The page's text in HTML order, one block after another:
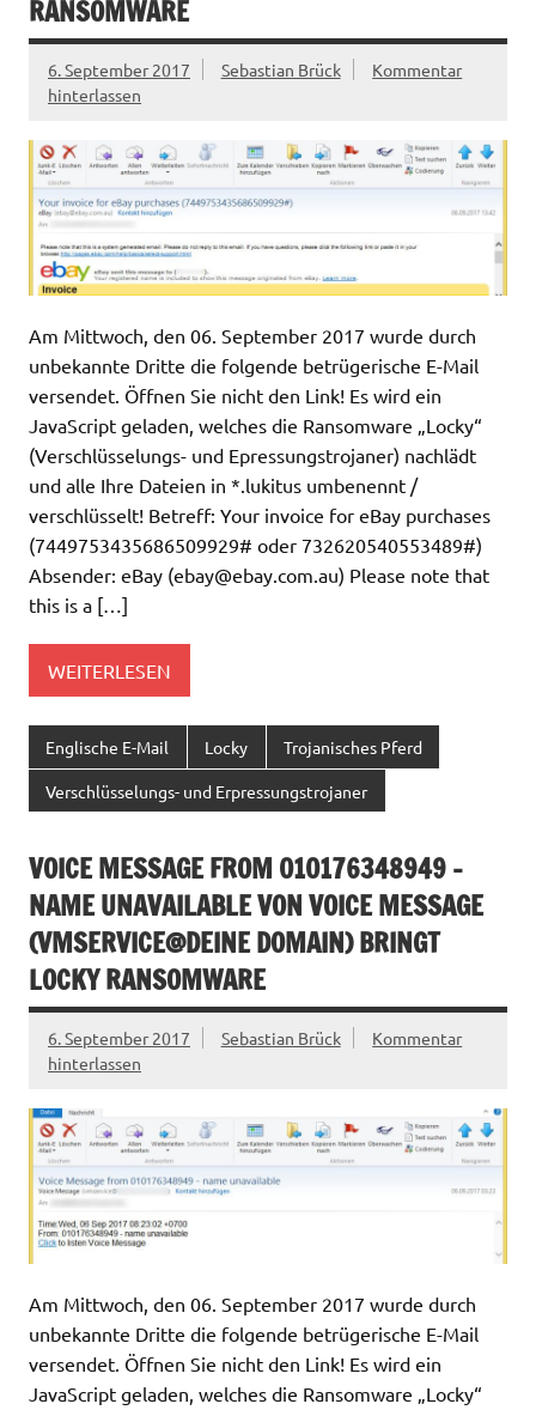
RANSOMWARE
6. September 2017 Sebastian Brück
Kommentar
hinterlassen
Am Mittwoch, den 06. September 2017 wurde durch
unbekannte Dritte die folgende betrügerische E-Mail
versendet. Öffnen Sie nicht den Link! Es wird ein
JavaScript geladen, welches die Ransomware „Locky“
(Verschlüsselungs- und Epressungstrojaner) nachlädt
und alle Ihre Dateien in *.lukitus umbenennt /
verschlüsselt! Betreff: Your invoice for eBay purchases
(7449753435686509929# oder 732620540553489#)
Absender: eBay (ebay@ebay.com.au) Please note that
this is a […]
WEITERLESEN
Englische E-Mail Locky Trojanisches Pferd
Verschlüsselungs- und Erpressungstrojaner
VOICE MESSAGE FROM 010176348949 –
NAME UNAVAILABLE VON VOICE MESSAGE
(VMSERVICE@DEINE DOMAIN) BRINGT
LOCKY RANSOMWARE
6. September 2017 Sebastian Brück
Kommentar
hinterlassen
Am Mittwoch, den 06. September 2017 wurde durch
unbekannte Dritte die folgende betrügerische E-Mail
versendet. Öffnen Sie nicht den Link! Es wird ein
JavaScript geladen, welches die Ransomware „Locky“